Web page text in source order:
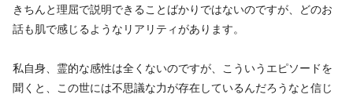
きちんと理屈で説明できることばかりではないのですが、どのお
話も肌で感じるようなリアリティがあります。
私自身、霊的な感性は全くないのですが、こういうエピソードを
聞くと、この世には不思議な力が存在しているんだろうなと信じ